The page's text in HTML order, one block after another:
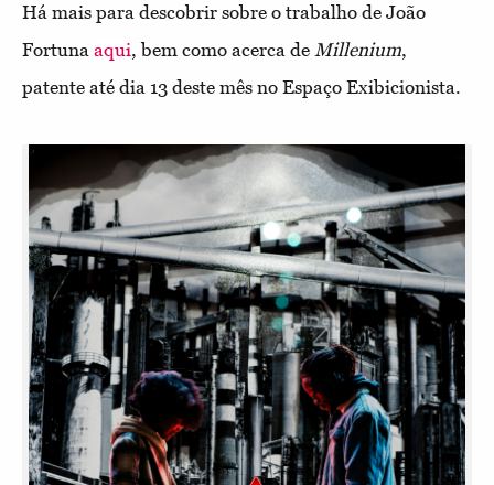
Há mais para descobrir sobre o trabalho de João
Fortuna aqui, bem como acerca de Millenium,
patente até dia 13 deste mês no Espaço Exibicionista.